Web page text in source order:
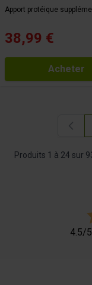
Apport protéique
38,99 €
Acheter
Produits 1 à 24 sur
4.5/